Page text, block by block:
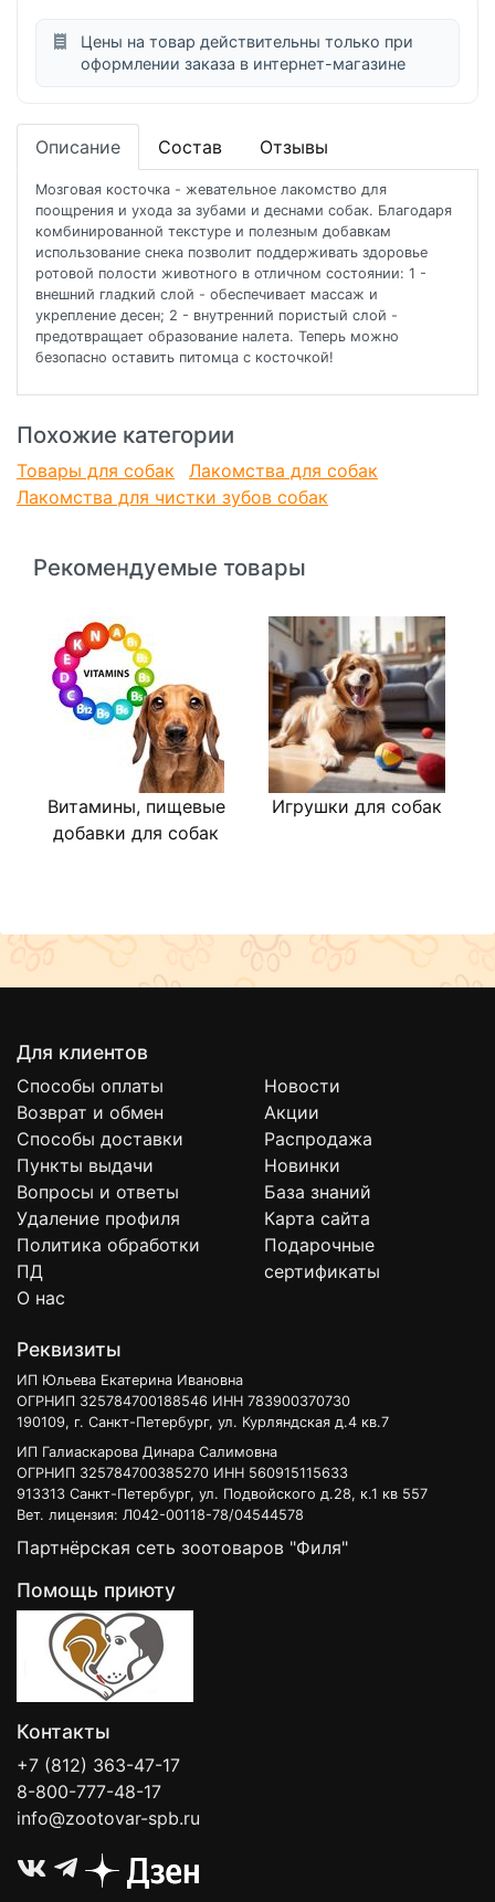
Цены на товар действительны только при
оформлении заказа в интернет-магазине
Описание Состав Отзывы
Мозговая косточка - жевательное лакомство для
поощрения и ухода за зубами и деснами собак. Благодаря
комбинированной текстуре и полезным добавкам
использование снека позволит поддерживать здоровье
ротовой полости животного в отличном состоянии: 1 -
внешний гладкий слой - обеспечивает массаж и
укрепление десен; 2 - внутренний пористый слой -
предотвращает образование налета. Теперь можно
безопасно оставить питомца с косточкой!
Похожие категории
Товары для собак
Лакомства для собак
Лакомства для чистки зубов собак
Рекомендуемые товары
Витамины, пищевые
добавки для собак
Игрушки для собак
Для клиентов
Способы оплаты
Возврат и обмен
Способы доставки
Пункты выдачи
Вопросы и ответы
Удаление профиля
Политика обработки
ПД
О нас
Новости
Акции
Распродажа
Новинки
База знаний
Карта сайта
Подарочные
сертификаты
Реквизиты
ИП Юльева Екатерина Ивановна
ОГРНИП 325784700188546 ИНН 783900370730
190109, г. Санкт-Петербург, ул. Курляндская д.4 кв.7
ИП Галиаскарова Динара Салимовна
ОГРНИП 325784700385270 ИНН 560915115633
913313 Санкт-Петербург, ул. Подвойского д.28, к.1 кв 557
Вет. лицензия: Л042-00118-78/04544578
Партнёрская сеть зоотоваров "Филя"
Помощь приюту
Контакты
+7 (812) 363-47-17
8-800-777-48-17
info@zootovar-spb.ru